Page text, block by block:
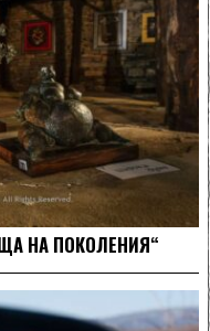
НА ПОКОЛЕНИЯ“